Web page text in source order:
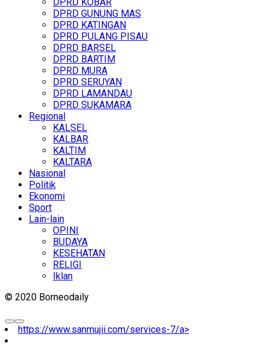
DPRD KOBAR
DPRD GUNUNG MAS
DPRD KATINGAN
DPRD PULANG PISAU
DPRD BARSEL
DPRD BARTIM
DPRD MURA
DPRD SERUYAN
DPRD LAMANDAU
DPRD SUKAMARA
Regional
KALSEL
KALBAR
KALTIM
KALTARA
Nasional
Politik
Ekonomi
Sport
Lain-lain
OPINI
BUDAYA
KESEHATAN
RELIGI
Iklan
© 2020 Borneodaily
https://www.sanmujii.com/services-7/a>